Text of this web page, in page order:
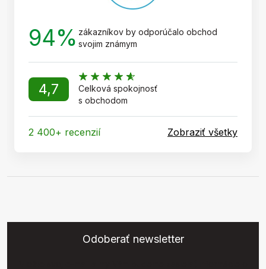
94% zákazníkov by odporúčalo obchod
svojim známym
4,7
Celková spokojnosť
s obchodom
2 400+ recenzií Zobraziť všetky
Odoberať newsletter